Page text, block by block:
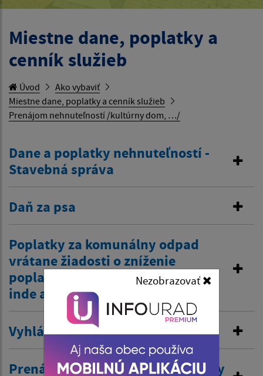
Nezobrazovať
Miestne dane, poplatky a
cenník služieb
Úvod
Ako vybaviť
Miestne dane, poplatky a cenník služieb
Prenájom nehnuteľností /kultúrny dom, …/
Dane a poplatky nehnuteľností -
Stavebná správa
Daň za psa
Poplatky za komunálny odpad
vrátane žiadosti o zníženie
poplatku z dôvodov zamestnania
inde a tiež zťp atď.
Vyhlásenie v miestnom rozhlase
Prenájom nehnuteľností /kultúrny